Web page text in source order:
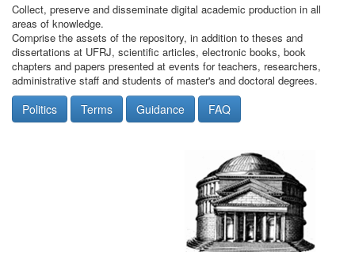
Collect, preserve and disseminate digital academic production in all
areas of knowledge.
Comprise the assets of the repository, in addition to theses and
dissertations at UFRJ, scientific articles, electronic books, book
chapters and papers presented at events for teachers, researchers,
administrative staff and students of master's and doctoral degrees.
Politics Terms Guidance FAQ